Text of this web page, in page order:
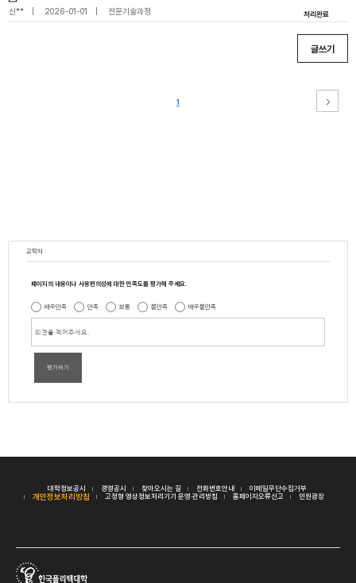
신** 2026-01-01 전문기술과정 처리완료
글쓰기
1
교학처
페이지의 내용이나 사용편의성에 대한 만족도를 평가해 주세요.
매우만족 만족 보통 불만족 매우불만족
평가하기
대학정보공시 경영공시 찾아오시는 길 전화번호안내 이메일무단수집거부
개인정보처리방침 고정형 영상정보처리기기 운영·관리방침 홈페이지오류신고 민원광장